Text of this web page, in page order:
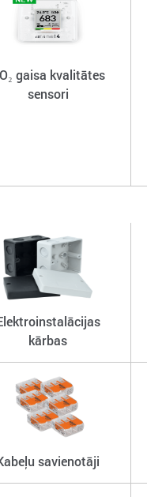
gaisa kvalitātes
sensori
kārbas
savienotāji